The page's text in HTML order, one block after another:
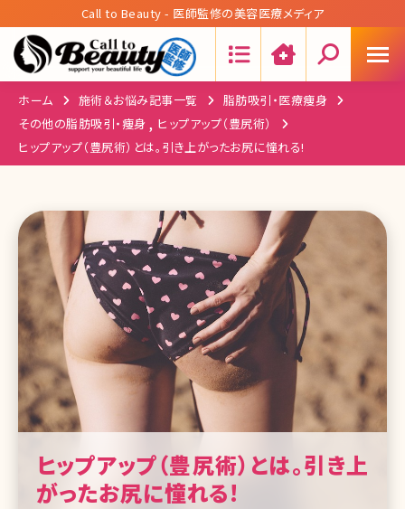
Call to Beauty - 医師監修の美容医療メディア
ホーム 施術＆お悩み記事一覧
脂肪吸引・医療痩身
その他の脂肪吸引・痩身 , ヒップアップ（豊尻術）
ヒップアップ（豊尻術）とは。引き上がったお尻に憧れる!
ヒップアップ（豊尻術）とは。引き上
がったお尻に憧れる!